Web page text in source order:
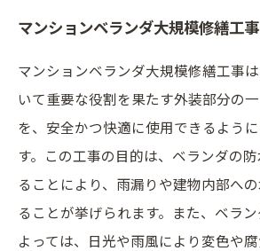
マンションベランダ大規模修繕工
マンションベランダ大規模修繕工事
いて重要な役割を果たす外装部分の
を、安全かつ快適に使用できるよう
す。この工事の目的は、ベランダの
ることにより、雨漏りや建物内部へ
ることが挙げられます。また、ベラ
よっては、日光や雨風により変色や